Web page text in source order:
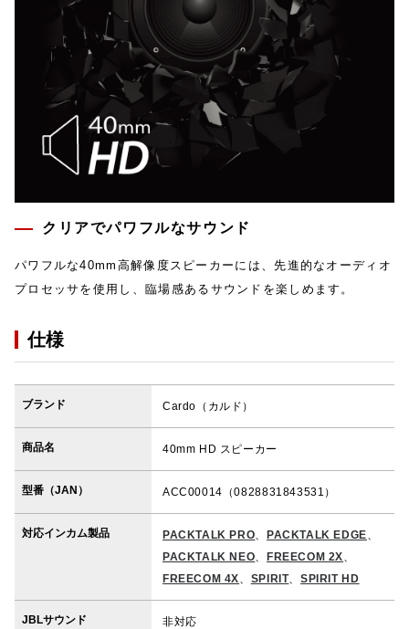
クリアでパワフルなサウンド
パワフルな40mm高解像度スピーカーには、先進的なオーディオ
プロセッサを使用し、臨場感あるサウンドを楽しめます。
仕様
ブランド Cardo（カルド）
商品名 40mm HD スピーカー
型番（JAN） ACC00014（0828831843531）
対応インカム製品 PACKTALK PRO PACKTALK EDGE
PACKTALK NEO
FREECOM 2X
FREECOM 4X
SPIRIT、SPIRIT HD
JBLサウンド 非対応